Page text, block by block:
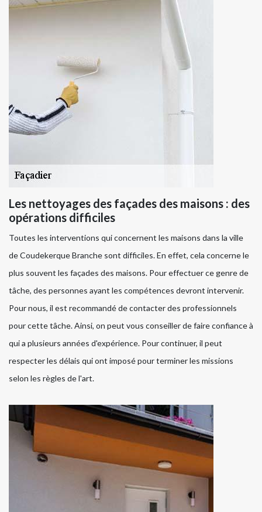
Les nettoyages des façades des maisons : des
opérations difficiles
Toutes les interventions qui concernent les maisons dans la ville
de Coudekerque Branche sont difficiles. En effet, cela concerne le
plus souvent les façades des maisons. Pour effectuer ce genre de
tâche, des personnes ayant les compétences devront intervenir.
Pour nous, il est recommandé de contacter des professionnels
pour cette tâche. Ainsi, on peut vous conseiller de faire confiance à
qui a plusieurs années d'expérience. Pour continuer, il peut
respecter les délais qui ont imposé pour terminer les missions
selon les règles de l'art.